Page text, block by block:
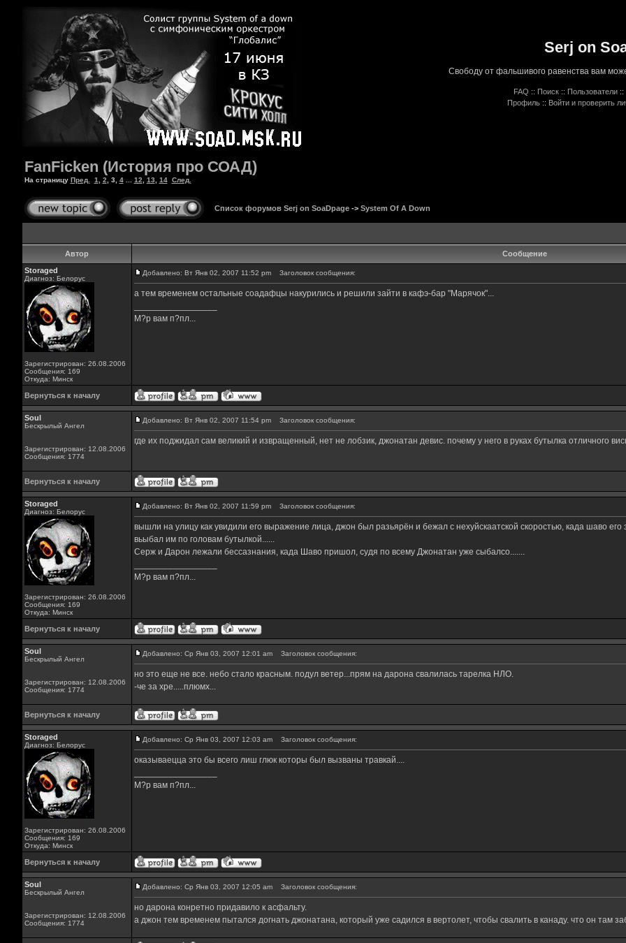
Serj on
Свободу от фальшивого равенства вам
FAQ :: Поиск :: Пользователи ::
Профиль :: Войти и проверить
FanFicken (История про СОАД)
На страницу Пред. 1 2 3 4... 12 13 14 След.
Список форумов Serj on SoaDpage-> System Of A Down
Автор
Сообщение
Storaged
Диагноз: Белорус
Зарегистрирован: 26.08.2006
Сообщения: 169
Откуда: Минск
Добавлено: Вт Янв 02, 2007 11:52 pm Заголовок сообщения:
а тем временем остальные соадафцы накурились и решили зайти в кафэ-бар "Марячок"...
М?р вам п?пл...
Вернуться к началу
Soul
Бескрылый Ангел
Зарегистрирован: 12.08.2006
Сообщения: 1774
Добавлено: Вт Янв 02, 2007 11:54 pm Заголовок сообщения:
где их поджидал сам великий и извращенный, нет не лобзик, джонатан девис. почему у него в руках бутылка отличного
Вернуться к началу
Storaged
Диагноз: Белорус
Зарегистрирован: 26.08.2006
Сообщения: 169
Откуда: Минск
Добавлено: Вт Янв 02, 2007 11:59 pm Заголовок сообщения:
вышли на улицу как увидили его выражение лица, джон был разьярён и бежал с нехуйскаатской скоростью, када шаво
вьыбал им по головам бутылкой......
Серж и Дарон лежали бессазнания, када Шаво пришол, судя по всему Джонатан уже сыбалсо.......
М?р вам п?пл...
Вернуться к началу
Soul
Бескрылый Ангел
Зарегистрирован: 12.08.2006
Сообщения: 1774
Добавлено: Ср Янв 03, 2007 12:01 am Заголовок сообщения:
но это еще не все. небо стало красным. подул ветер...прям на дарона свалилась тарелка НЛО.
-че за хре.....плюмх...
Вернуться к началу
Storaged
Диагноз: Белорус
Зарегистрирован: 26.08.2006
Сообщения: 169
Откуда: Минск
Добавлено: Ср Янв 03, 2007 12:03 am Заголовок сообщения:
оказываецца это бы всего лиш глюк которы был вызваны травкай....
М?р вам п?пл...
Вернуться к началу
Soul
Бескрылый Ангел
Зарегистрирован: 12.08.2006
Сообщения: 1774
Добавлено: Ср Янв 03, 2007 12:05 am Заголовок сообщения:
но дарона конретно придавило к асфальту.
а джон тем временем пытался догнать джонатана, который уже садился в вертолет, чтобы свалить в канаду. что он там